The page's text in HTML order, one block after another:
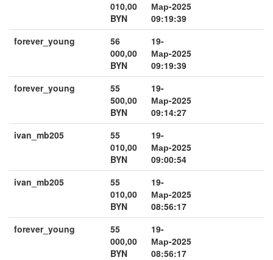
010,00
BYN
Мар-2025
09:19:39
forever_young
56
000,00
BYN
19-
Мар-2025
09:19:39
forever_young
55
500,00
BYN
19-
Мар-2025
09:14:27
ivan_mb205
55
010,00
BYN
19-
Мар-2025
09:00:54
ivan_mb205
55
010,00
BYN
19-
Мар-2025
08:56:17
forever_young
55
000,00
BYN
19-
Мар-2025
08:56:17